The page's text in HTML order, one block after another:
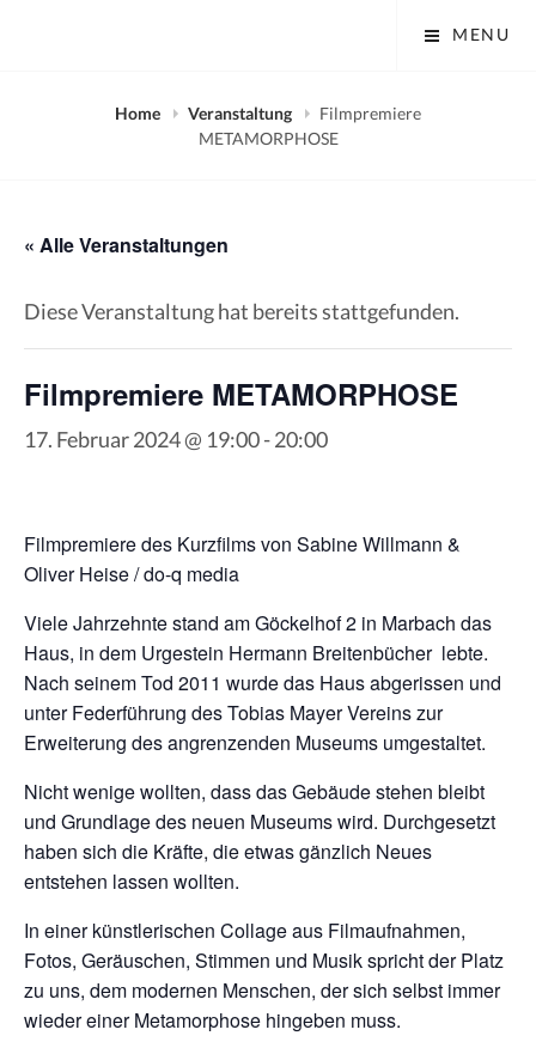
MENU
Home Veranstaltung
Filmpremiere
METAMORPHOSE
« Alle Veranstaltungen
Diese Veranstaltung hat bereits stattgefunden.
Filmpremiere METAMORPHOSE
17. Februar 2024 @ 19:00-20:00
Filmpremiere des Kurzfilms von Sabine Willmann &
Oliver Heise / do-q media
Viele Jahrzehnte stand am Göckelhof 2 in Marbach das
Haus, in dem Urgestein Hermann Breitenbücher lebte.
Nach seinem Tod 2011 wurde das Haus abgerissen und
unter Federführung des Tobias Mayer Vereins zur
Erweiterung des angrenzenden Museums umgestaltet.
Nicht wenige wollten, dass das Gebäude stehen bleibt
und Grundlage des neuen Museums wird. Durchgesetzt
haben sich die Kräfte, die etwas gänzlich Neues
entstehen lassen wollten.
In einer künstlerischen Collage aus Filmaufnahmen,
Fotos, Geräuschen, Stimmen und Musik spricht der Platz
zu uns, dem modernen Menschen, der sich selbst immer
wieder einer Metamorphose hingeben muss.